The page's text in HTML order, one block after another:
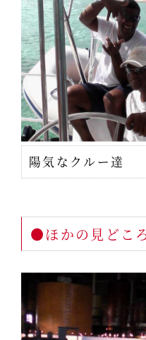
陽気なクルー達
●ほかの見どこ